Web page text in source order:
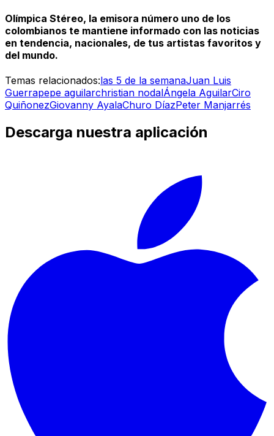
Olímpica Stéreo, la emisora número uno de los
colombianos te mantiene informado con las noticias
en tendencia, nacionales, de tus artistas favoritos y
del mundo.
Temas relacionados:las 5 de la semanaJuan Luis
Guerrapepe aguilarchristian nodalÁngela AguilarCiro
QuiñonezGiovanny AyalaChuro DíazPeter Manjarrés
Descarga nuestra aplicación